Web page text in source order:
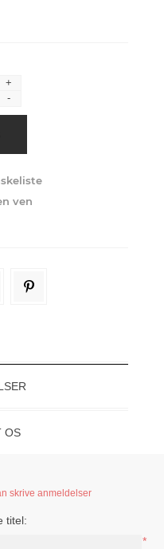
+
-
OS
skrive anmeldelser
titel:
*